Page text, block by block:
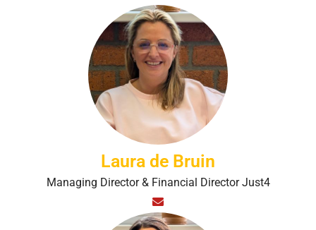
Laura de Bruin
Managing Director & Financial Director Just4